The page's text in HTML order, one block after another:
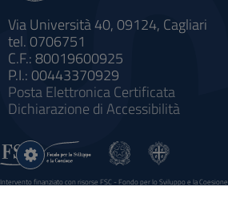
Via Università 40, 09124, Cagliari
tel. 0706751
C.F.: 80019600925
P.I.: 00443370929
Posta Elettronica Certificata
Dichiarazione di Accessibilità
Intervento finanziato con risorse FSC - Fondo per lo Sviluppo e la Coesione
Impostazioni
cookie